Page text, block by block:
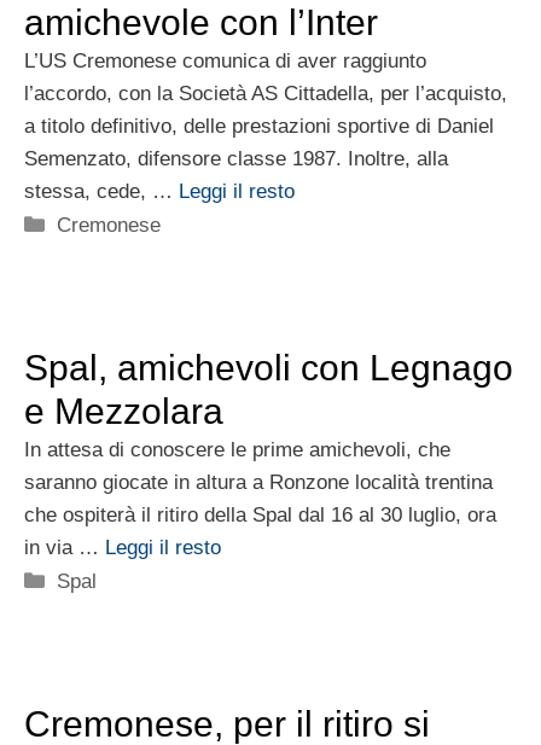
amichevole con l’Inter
L’US Cremonese comunica di aver raggiunto
l’accordo, con la Società AS Cittadella, per l’acquisto,
a titolo definitivo, delle prestazioni sportive di Daniel
Semenzato, difensore classe 1987. Inoltre, alla
stessa, cede, … Leggi il resto
Categorie
Cremonese
Spal, amichevoli con Legnago
e Mezzolara
In attesa di conoscere le prime amichevoli, che
saranno giocate in altura a Ronzone località trentina
che ospiterà il ritiro della Spal dal 16 al 30 luglio, ora
in via … Leggi il resto
Categorie
Spal
Cremonese, per il ritiro si